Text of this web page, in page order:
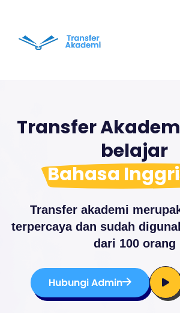
Transfer
belajar
Bahasa
Transfer akademi
terpercaya dan sudah
dari 100 orang
Hubungi Admin